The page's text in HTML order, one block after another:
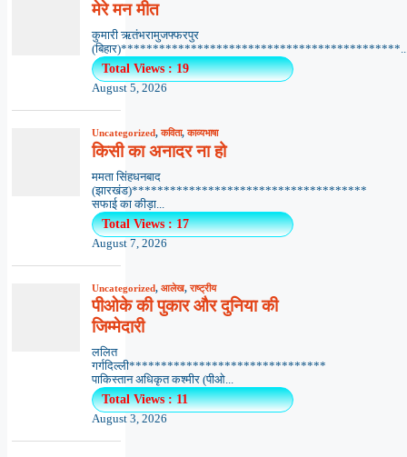
मेरे मन मीत
कुमारी ऋतंभरामुजफ्फरपुर
Total Views : 19
August 5, 2026
Uncategorized,कविता,काव्यभाषा
किसी का अनादर ना हो
ममता सिंहधनबाद
(झारखंड)*************************************
सफाई का कीड़ा...
Total Views : 17
August 7, 2026
Uncategorized, आलेख,राष्ट्रीय
पीओके की पुकार और दुनिया की
जिम्मेदारी
ललित
गर्गदिल्ली*******************************
पाकिस्तान अधिकृत कश्मीर (पीओ...
Total Views : 11
August 3, 2026